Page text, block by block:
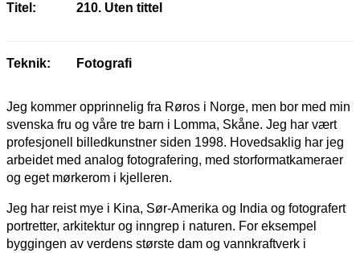
Titel: 210. Uten tittel
Teknik: Fotografi
Jeg kommer opprinnelig fra Røros i Norge, men bor med min
svenska fru og våre tre barn i Lomma, Skåne. Jeg har vært
profesjonell billedkunstner siden 1998. Hovedsaklig har jeg
arbeidet med analog fotografering, med storformatkameraer
og eget mørkerom i kjelleren.
Jeg har reist mye i Kina, Sør-Amerika og India og fotografert
portretter, arkitektur og inngrep i naturen. For eksempel
byggingen av verdens største dam og vannkraftverk i